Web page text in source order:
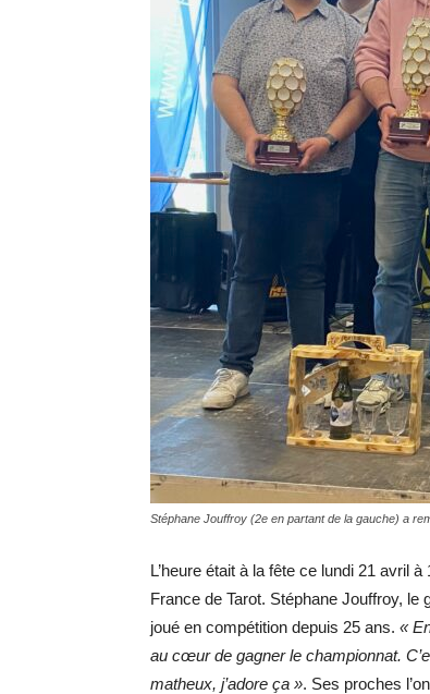
Stéphane Jouffroy (2e en partant de la gauche) a
L’heure était à la fête ce lundi 21 avril
France de Tarot. Stéphane Jouffroy, le
joué en compétition depuis 25 ans. «
au cœur de gagner le championnat.
matheux, j’adore ça ». Ses proches